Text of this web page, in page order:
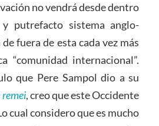
no vendrá desde dentro
putrefacto sistema anglo-
fuera de esta cada vez más
“comunidad internacional”.
que Pere Sampol dio a su
remei, creo que este Occidente
cual considero que es mucho